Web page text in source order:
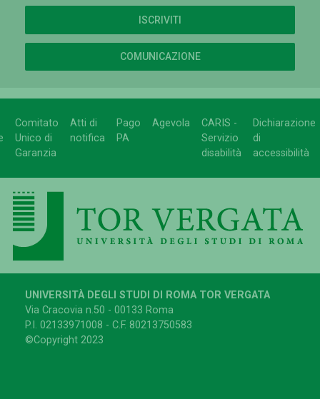
ISCRIVITI
COMUNICAZIONE
Comitato
Unico di
Garanzia
Atti di
notifica
Pago
PA
Agevola
CARIS -
Servizio
disabilità
Dichiarazione
di
accessibilità
UNIVERSITÀ DEGLI STUDI DI ROMA TOR VERGATA
Via Cracovia n.50 - 00133 Roma
P.I. 02133971008 - C.F. 80213750583
©Copyright 2023